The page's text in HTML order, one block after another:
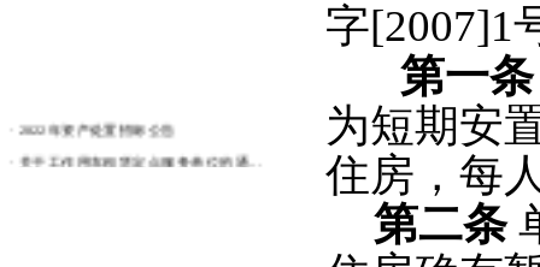
字[2007]1
第一条
为短期安
住房，每
第二条